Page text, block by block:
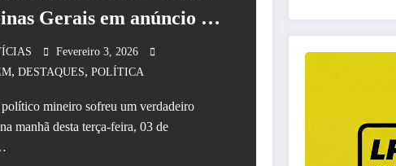
Gerais em anúncio na
de Contagem
Fevereiro 3, 2026
, DESTAQUES, POLÍTICA
mineiro sofreu um verdadeiro
manhã desta terça-feira, 03 de